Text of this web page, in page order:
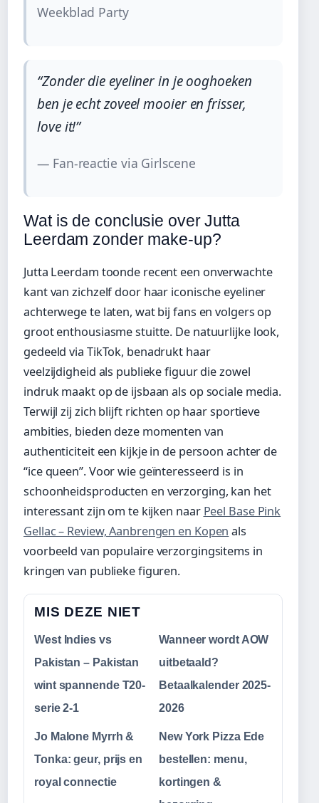
Weekblad Party
“Zonder die eyeliner in je ooghoeken
ben je echt zoveel mooier en frisser,
love it!”
— Fan-reactie via Girlscene
Wat is de conclusie over Jutta
Leerdam zonder make-up?
Jutta Leerdam toonde recent een onverwachte
kant van zichzelf door haar iconische eyeliner
achterwege te laten, wat bij fans en volgers op
groot enthousiasme stuitte. De natuurlijke look,
gedeeld via TikTok, benadrukt haar
veelzijdigheid als publieke figuur die zowel
indruk maakt op de ijsbaan als op sociale media.
Terwijl zij zich blijft richten op haar sportieve
ambities, bieden deze momenten van
authenticiteit een kijkje in de persoon achter de
“ice queen”. Voor wie geïnteresseerd is in
schoonheidsproducten en verzorging, kan het
interessant zijn om te kijken naar Peel Base Pink
Gellac – Review, Aanbrengen en Kopen als
voorbeeld van populaire verzorgingsitems in
kringen van publieke figuren.
MIS DEZE NIET
West Indies vs
Pakistan – Pakistan
wint spannende T20-
serie 2-1
Wanneer wordt AOW
uitbetaald?
Betaalkalender 2025-
2026
Jo Malone Myrrh &
Tonka: geur, prijs en
royal connectie
New York Pizza Ede
bestellen: menu,
kortingen &